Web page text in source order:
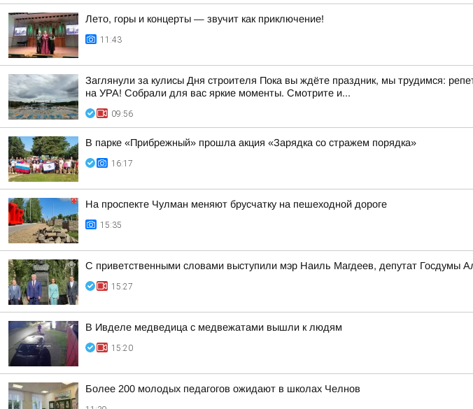
Лето, горы и концерты — звучит как приключение!
11:43
Заглянули за кулисы Дня строителя Пока вы ждёте праздник, мы трудимся:
на УРА! Собрали для вас яркие моменты. Смотрите и...
09:56
В парке «Прибрежный» прошла акция «Зарядка со стражем порядка»
16:17
На проспекте Чулман меняют брусчатку на пешеходной дороге
15:35
С приветственными словами выступили мэр Наиль Магдеев, депутат Госдумы
15:27
В Ивделе медведица с медвежатами вышли к людям
15:20
Более 200 молодых педагогов ожидают в школах Челнов